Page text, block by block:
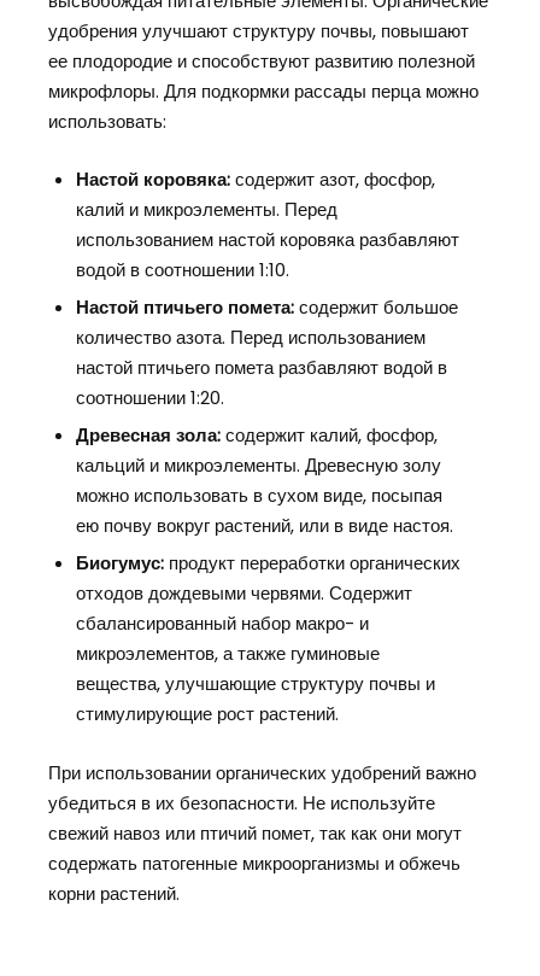
удобрения улучшают структуру почвы, повышают
ее плодородие и способствуют развитию полезной
микрофлоры. Для подкормки рассады перца можно
использовать:
Настой коровяка:содержит азот, фосфор,
калий и микроэлементы. Перед
использованием настой коровяка разбавляют
водой в соотношении 1:10.
Настой птичьего помета:содержит большое
количество азота. Перед использованием
настой птичьего помета разбавляют водой в
соотношении 1:20.
Древесная зола:содержит калий, фосфор,
кальций и микроэлементы. Древесную золу
можно использовать в сухом виде, посыпая
ею почву вокруг растений, или в виде настоя.
Биогумус:продукт переработки органических
отходов дождевыми червями. Содержит
сбалансированный набор макро- и
микроэлементов, а также гуминовые
вещества, улучшающие структуру почвы и
стимулирующие рост растений.
При использовании органических удобрений важно
убедиться в их безопасности. Не используйте
свежий навоз или птичий помет, так как они могут
содержать патогенные микроорганизмы и обжечь
корни растений.